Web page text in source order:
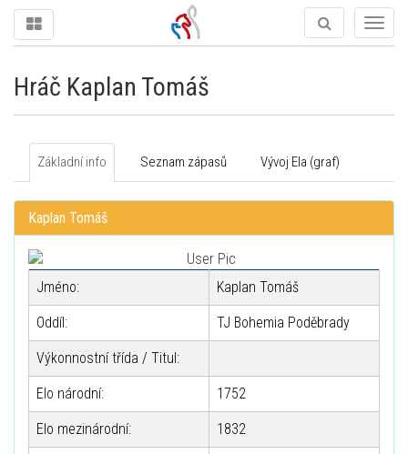
Hráč Kaplan Tomáš
Základní info Seznam zápasů Vývoj Ela (graf)
Kaplan Tomáš
Jméno: Kaplan Tomáš
Oddíl: TJ Bohemia Poděbrady
Výkonnostní třída / Titul:
Elo národní: 1752
Elo mezinárodní: 1832